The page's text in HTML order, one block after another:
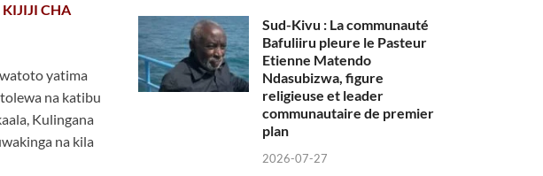
CHA
yatima
na katibu
Kulingana
na kila
Sud-Kivu : La communauté
Bafuliiru pleure le Pasteur
Etienne Matendo
Ndasubizwa, figure
religieuse et leader
communautaire de premier
plan
2026-07-27